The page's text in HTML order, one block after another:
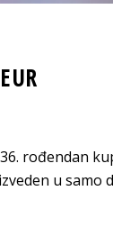
rođendan
u samo